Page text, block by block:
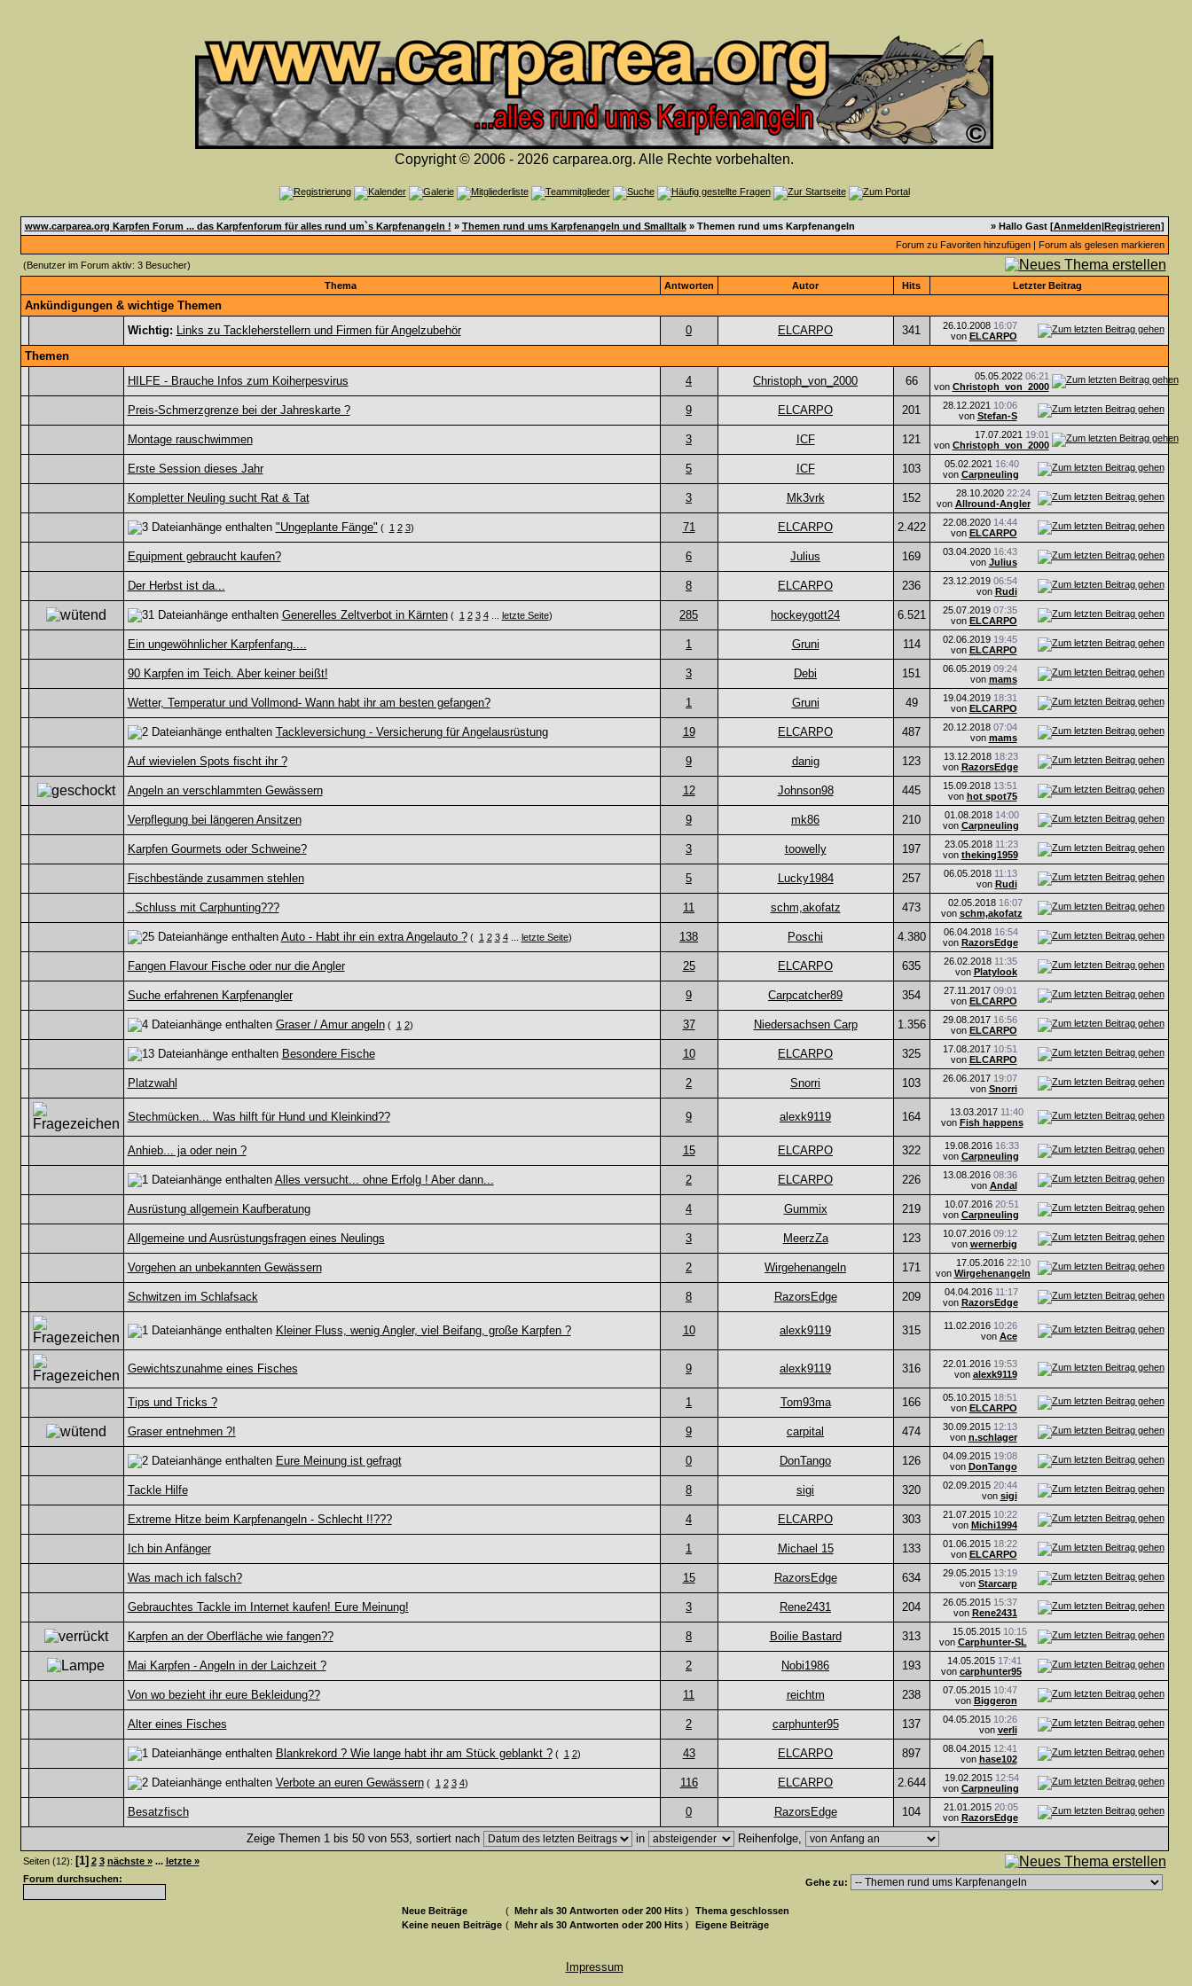
Copyright © 2006 - 2026 carparea.org. Alle Rechte vorbehalten.
www.carparea.org Karpfen Forum ... das Karpfenforum für alles rund um`s Karpfenangeln ! » Themen rund ums Karpfenangeln und Smalltalk» Themen rund ums Karpfenangeln » Hallo Gast [Anmelden|Registrieren]
Forum zu Favoriten hinzufügen| Forum als gelesen markieren
(Benutzer im Forum aktiv: 3 Besucher)
Thema
Antworten Autor Hits Letzter Beitrag
Ankündigungen & wichtige Themen
Wichtig: Links zu Tackleherstellern und Firmen für Angelzubehör 0 ELCARPO 341 26.10.2008 16:07
von ELCARPO
Themen
HILFE - Brauche Infos zum Koiherpesvirus
4 Christoph_von_2000 66 05.05.2022 06:21
von Christoph_von_2000
Preis-Schmerzgrenze bei der Jahreskarte ? 9 ELCARPO 201 28.12.2021 10:06
von Stefan-S
Montage rauschwimmen 3 ICF 121 17.07.2021 19:01
von Christoph_von_2000
Erste Session dieses Jahr 5 ICF 103 05.02.2021 16:40
von Carpneuling
Kompletter Neuling sucht Rat & Tat 3 Mk3vrk 152 28.10.2020 22:24
von Allround-Angler
"Ungeplante Fänge" ( 1 2 3) 71 ELCARPO 2.422 22.08.2020 14:44
von ELCARPO
Equipment gebraucht kaufen? 6 Julius 169 03.04.2020 16:43
von Julius
Der Herbst ist da... 8 ELCARPO 236 23.12.2019 06:54
von Rudi
Generelles Zeltverbot in Kärnten( 1 2 3 4... letzte Seite) 285 hockeygott24 6.521 25.07.2019 07:35
von ELCARPO
Ein ungewöhnlicher Karpfenfang.... 1 Gruni 114 02.06.2019 19:45
von ELCARPO
90 Karpfen im Teich. Aber keiner beißt! 3 Debi 151 06.05.2019 09:24
von mams
Wetter, Temperatur und Vollmond- Wann habt ihr am besten gefangen? 1 Gruni 49 19.04.2019 18:31
von ELCARPO
Tackleversichung - Versicherung für Angelausrüstung 19 ELCARPO 487 20.12.2018 07:04
von mams
Auf wievielen Spots fischt ihr ? 9 danig 123 13.12.2018 18:23
von RazorsEdge
Angeln an verschlammten Gewässern 12 Johnson98 445 15.09.2018 13:51
von hot spot75
Verpflegung bei längeren Ansitzen 9 mk86 210 01.08.2018 14:00
von Carpneuling
Karpfen Gourmets oder Schweine? 3 toowelly 197 23.05.2018 11:23
von theking1959
Fischbestände zusammen stehlen 5 Lucky1984 257 06.05.2018 11:13
von Rudi
..Schluss mit Carphunting??? 11 schm,akofatz 473 02.05.2018 16:07
von schm,akofatz
Auto - Habt ihr ein extra Angelauto ?( 1 2 3 4... letzte Seite) 138 Poschi 4.380 06.04.2018 16:54
von RazorsEdge
Fangen Flavour Fische oder nur die Angler 25 ELCARPO 635 26.02.2018 11:35
von Platylook
Suche erfahrenen Karpfenangler 9 Carpcatcher89 354 27.11.2017 09:01
von ELCARPO
Graser / Amur angeln( 1 2) 37 Niedersachsen Carp 1.356 29.08.2017 16:56
von ELCARPO
Besondere Fische 10 ELCARPO 325 17.08.2017 10:51
von ELCARPO
Platzwahl 2 Snorri 103 26.06.2017 19:07
von Snorri
Stechmücken... Was hilft für Hund und Kleinkind?? 9 alexk9119 164 13.03.2017 11:40
von Fish happens
Anhieb... ja oder nein ? 15 ELCARPO 322 19.08.2016 16:33
von Carpneuling
Alles versucht... ohne Erfolg ! Aber dann... 2 ELCARPO 226 13.08.2016 08:36
von Andal
Ausrüstung allgemein Kaufberatung 4 Gummix 219 10.07.2016 20:51
von Carpneuling
Allgemeine und Ausrüstungsfragen eines Neulings 3 MeerzZa 123 10.07.2016 09:12
von wernerbig
Vorgehen an unbekannten Gewässern 2 Wirgehenangeln 171 17.05.2016 22:10
von Wirgehenangeln
Schwitzen im Schlafsack 8 RazorsEdge 209 04.04.2016 11:17
von RazorsEdge
Kleiner Fluss, wenig Angler, viel Beifang, große Karpfen ? 10 alexk9119 315 11.02.2016 10:26
von Ace
Gewichtszunahme eines Fisches 9 alexk9119 316 22.01.2016 19:53
von alexk9119
Tips und Tricks ? 1 Tom93ma 166 05.10.2015 18:51
von ELCARPO
Graser entnehmen ?! 9 carpital 474 30.09.2015 12:13
von n.schlager
Eure Meinung ist gefragt 0 DonTango 126 04.09.2015 19:08
von DonTango
Tackle Hilfe 8 sigi 320 02.09.2015 20:44
von sigi
Extreme Hitze beim Karpfenangeln - Schlecht !!??? 4 ELCARPO 303 21.07.2015 10:22
von Michi1994
Ich bin Anfänger 1 Michael 15 133 01.06.2015 18:22
von ELCARPO
Was mach ich falsch? 15 RazorsEdge 634 29.05.2015 13:19
von Starcarp
Gebrauchtes Tackle im Internet kaufen! Eure Meinung! 3 Rene2431 204 26.05.2015 15:37
von Rene2431
Karpfen an der Oberfläche wie fangen?? 8 Boilie Bastard 313 15.05.2015 10:15
von Carphunter-SL
Mai Karpfen - Angeln in der Laichzeit ? 2 Nobi1986 193 14.05.2015 17:41
von carphunter95
Von wo bezieht ihr eure Bekleidung?? 11 reichtm 238 07.05.2015 10:47
von Biggeron
Alter eines Fisches 2 carphunter95 137 04.05.2015 10:26
von verli
Blankrekord ? Wie lange habt ihr am Stück geblankt ?( 1 2) 43 ELCARPO 897 08.04.2015 12:41
von hase102
Verbote an euren Gewässern( 1 2 3 4) 116 ELCARPO 2.644 19.02.2015 12:54
von Carpneuling
Besatzfisch 0 RazorsEdge 104 21.01.2015 20:05
von RazorsEdge
Zeige Themen 1 bis 50 von 553, sortiert nach in Reihenfolge,
Seiten (12): [1] 2 3 nächste » ... letzte »
Forum durchsuchen:
Gehe zu:
Neue Beiträge ( Mehr als 30 Antworten oder 200 Hits )
Thema geschlossen
Keine neuen Beiträge ( Mehr als 30 Antworten oder 200 Hits ) Eigene Beiträge
Impressum